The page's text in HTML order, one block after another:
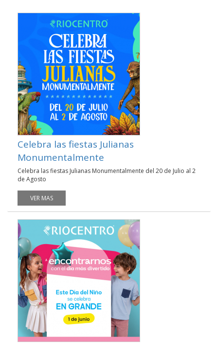
Celebra las fiestas Julianas
Monumentalmente
Celebra las fiestas Julianas Monumentalmente del 20 de Julio al 2
de Agosto
VER MAS